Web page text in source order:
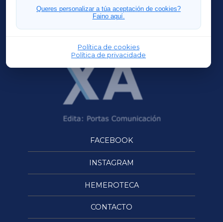
Queres personalizar a túa aceptación de cookies?
Faino aquí.
Política de cookies
Política de privacidade
FERROLXA
OURENSEXA
FACEBOOK
INSTAGRAM
HEMEROTECA
CONTACTO